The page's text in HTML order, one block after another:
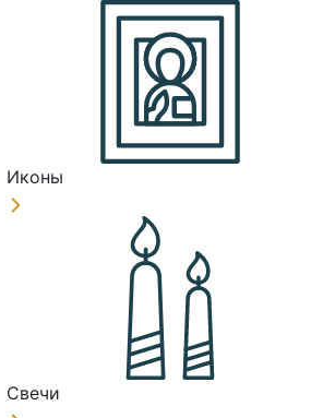
Иконы
Свечи